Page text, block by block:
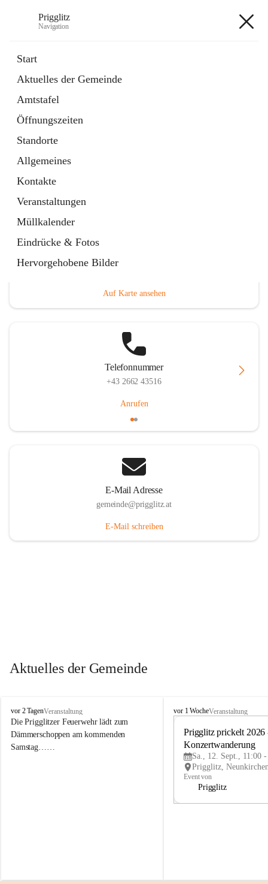
Prigglitz
Navigation
Start
Aktuelles der Gemeinde
Amtstafel
Öffnungszeiten
Standorte
Allgemeines
Kontakte
Veranstaltungen
Müllkalender
Eindrücke & Fotos
Hervorgehobene Bilder
Externe Webseite
in
Tab
Gemeindezeitung
Ordner
öffnet
in
neuem
Tab
Hauptadresse
Auf Karte ansehen
Telefonnummer
+43 2662 43516
Anrufen
E-Mail Adresse
gemeinde@prigglitz.at
E-Mail schreiben
Aktuelles der Gemeinde
P
r
i
g
vor 2 TagenVeranstaltung
Die Prigglitzer Feuerwehr lädt zum
Dämmerschoppen am kommenden
Samstag……
P
vor 1 WocheVeranstaltung
Prigglitz prickelt 2026
Konzertwanderung
Sa., 12. Sept., 11:00
Event von
Prigglitz